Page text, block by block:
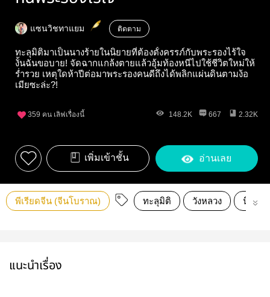
แซนวิชทาแยม ติดตาม
ทะลุมิติมาเป็นนางร้ายในนิยายที่ต้องตั้งครรภ์กับพระรองไร้ใจ
งั้นฉันขอบาย! จัดฉากแกล้งตายแล้วอุ้มท้องหนีไปใช้ชีวิตใหม่ให้
ร่ำรวย เหตุใดห้าปีต่อมาพระรองคนดีถึงได้พลิกแผ่นดินตามง้อ
เมียซะล่ะ?!
359 คน เลิฟเรื่องนี้ 148.2K 667 2.32K
เพิ่มเข้าชั้น อ่านเลย
พีเรียดจีน (จีนโบราณ) ทะลุมิติ วังหลวง นิยาย
แนะนำเรื่อง